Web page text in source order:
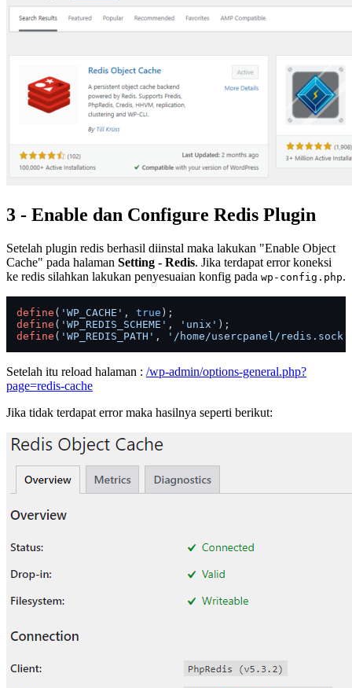
3 - Enable dan Configure Redis Plugin
Setelah plugin redis berhasil diinstal maka lakukan "Enable Object
Cache" pada halaman Setting - Redis. Jika terdapat error koneksi
ke redis silahkan lakukan penyesuaian konfig pada wp-config.php.
define ( 'WP_CACHE' , true
define ( 'WP_REDIS_SCHEME' , 'unix'
define ( 'WP_REDIS_PATH' , '/home/usercpanel/redis.sock'
Setelah itu reload halaman : /wp-admin/options-general.php?
page=redis-cache
Jika tidak terdapat error maka hasilnya seperti berikut: